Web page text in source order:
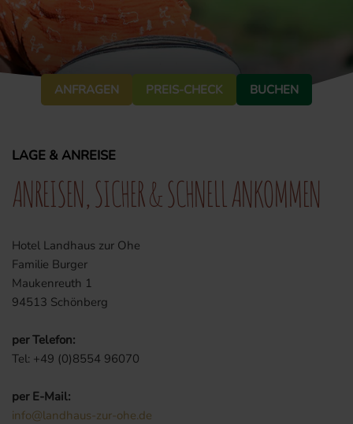
ANFRAGEN BUCHEN
PREIS-CHECK
LAGE & ANREISE
ANREISEN, SICHER & SCHNELL ANKOMMEN
Hotel Landhaus zur Ohe
Familie Burger
Maukenreuth 1
94513 Schönberg
per Telefon:
Tel: +49 (0)8554 96070
per E-Mail:
info@landhaus-zur-ohe.de